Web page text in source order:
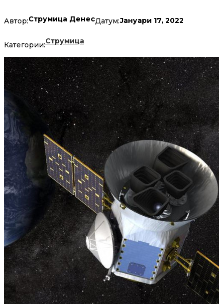
Автор:Струмица ДенесДатум:Јануари 17, 2022
Категории:Струмица